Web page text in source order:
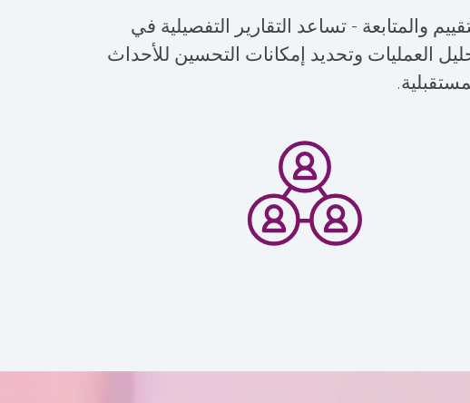
والمتابعة - تساعد التقارير التفصيلية في
العمليات وتحديد إمكانات التحسين للأحداث